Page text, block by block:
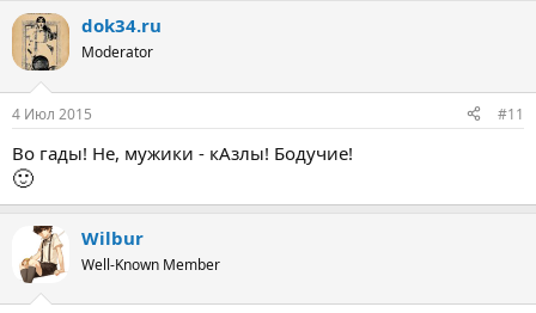
т
о
р
т
е
м
а
н
ч
а
dok34.ru
Moderator
4 Июл 2015 #11
Во гады! Не, мужики - кАзлы! Бодучие!
🙂
Wilbur
Well-Known Member